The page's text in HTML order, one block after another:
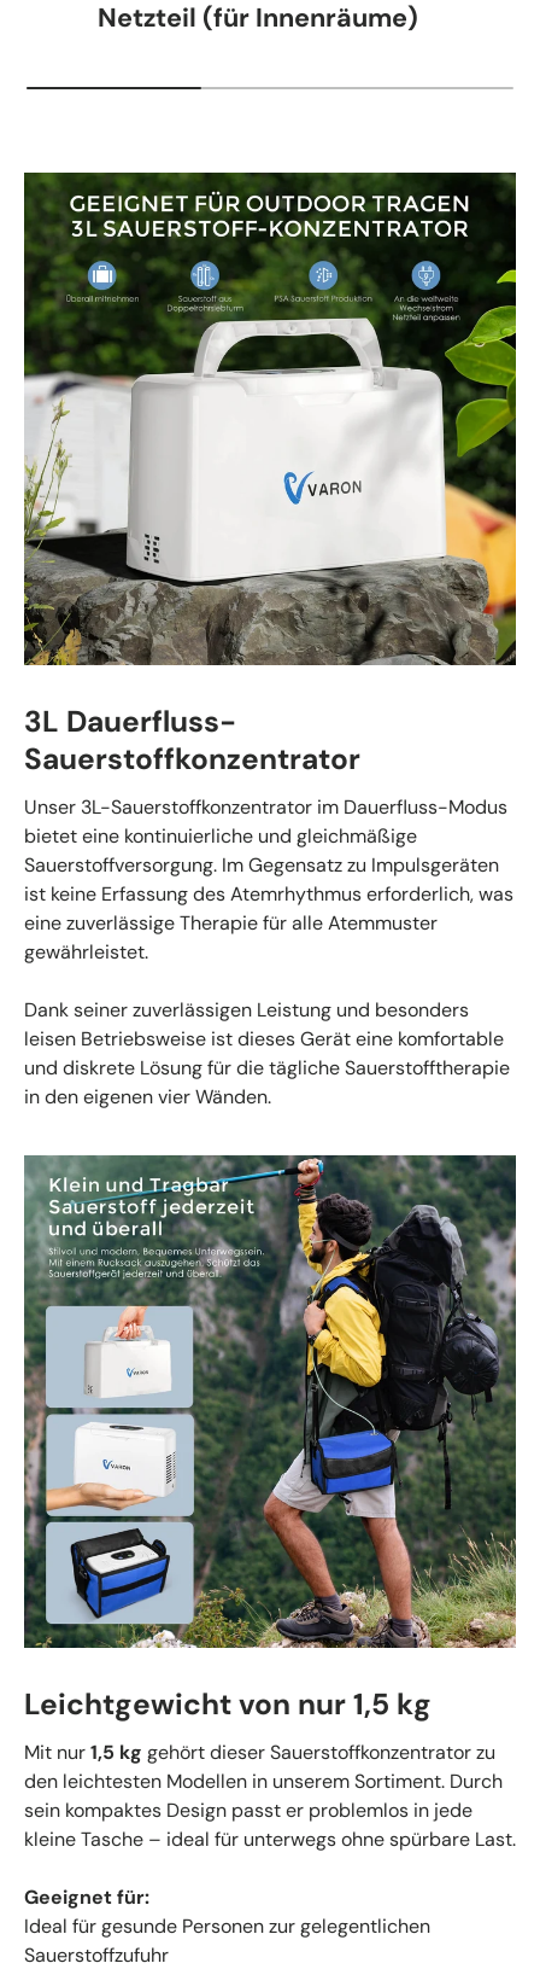
Netzteil (für Innenräume)
3L Dauerfluss-
Sauerstoffkonzentrator
Unser 3L-Sauerstoffkonzentrator im Dauerfluss-Modus
bietet eine kontinuierliche und gleichmäßige
Sauerstoffversorgung. Im Gegensatz zu Impulsgeräten
ist keine Erfassung des Atemrhythmus erforderlich, was
eine zuverlässige Therapie für alle Atemmuster
gewährleistet.
Dank seiner zuverlässigen Leistung und besonders
leisen Betriebsweise ist dieses Gerät eine komfortable
und diskrete Lösung für die tägliche Sauerstofftherapie
in den eigenen vier Wänden.
Leichtgewicht von nur 1,5 kg
Mit nur1,5 kg gehört dieser Sauerstoffkonzentrator zu
den leichtesten Modellen in unserem Sortiment. Durch
sein kompaktes Design passt er problemlos in jede
kleine Tasche – ideal für unterwegs ohne spürbare Last.
Geeignet für:
Ideal für gesunde Personen zur gelegentlichen
Sauerstoffzufuhr